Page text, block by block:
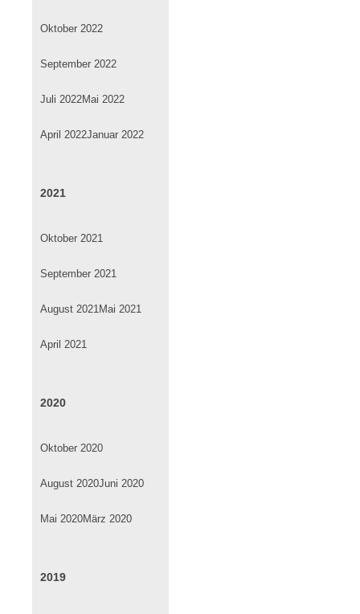
Oktober 2022
September 2022
Juli 2022Mai 2022
April 2022Januar 2022
2021
Oktober 2021
September 2021
August 2021Mai 2021
April 2021
2020
Oktober 2020
August 2020Juni 2020
Mai 2020März 2020
2019